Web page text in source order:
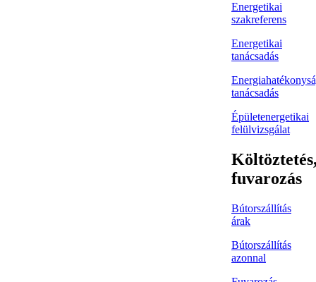
Energetikai
szakreferens
Energetikai
tanácsadás
tanácsadás
Épületenergetikai
felülvizsgálat
fuvarozás
Bútorszállítás
árak
Bútorszállítás
azonnal